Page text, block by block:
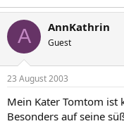
A AnnKathrin
Guest
23 August 2003
Mein Kater Tomtom ist
Besonders auf seine